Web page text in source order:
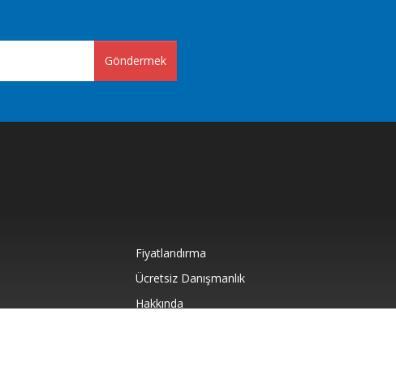
Göndermek
Fiyatlandırma
Ücretsiz Danışmanlık
Hakkında